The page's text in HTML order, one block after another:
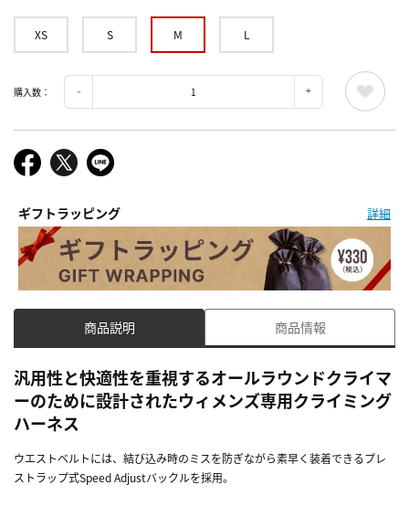
XS S M L
購入数：
ギフトラッピング 詳細
商品説明 商品情報
汎用性と快適性を重視するオールラウンドクライマ
ーのために設計されたウィメンズ専用クライミング
ハーネス
ウエストベルトには、結び込み時のミスを防ぎながら素早く装着できるプレ
ストラップ式Speed Adjustバックルを採用。